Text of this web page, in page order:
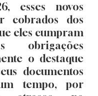
esses novos
cobrados dos
eles cumpram
obrigações
o destaque
documentos
tempo, por